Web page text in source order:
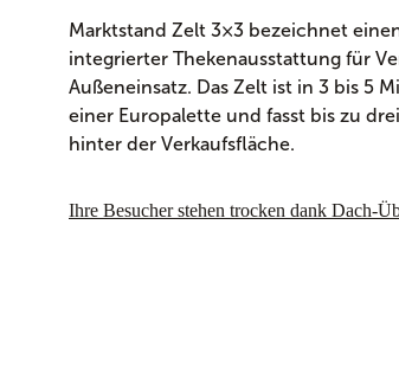
Marktstand Zelt 3×3 bezeichnet
integrierter Thekenausstattung für
Außeneinsatz. Das Zelt ist in 3 bis 5
einer Europalette und fasst bis zu
hinter der Verkaufsfläche.
Ihre Besucher stehen trocken dank Dach-